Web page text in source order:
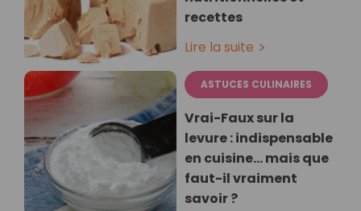
recettes
Lire la suite
ASTUCES CULINAIRES
Vrai-Faux sur la
levure : indispensable
en cuisine… mais que
faut-il vraiment
savoir ?